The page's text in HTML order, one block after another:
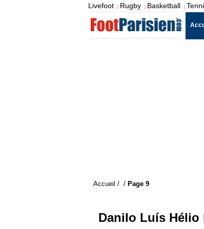
Livefoot | Rugby | Basketball |
Accueil / / Page 9
Danilo Luís Hélio